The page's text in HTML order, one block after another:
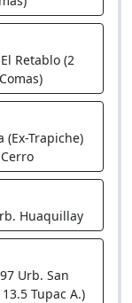
Retablo (2
(Ex-Trapiche)
Huaquillay
Urb. San
Tupac A.)